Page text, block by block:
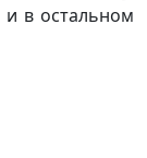
и в остальном